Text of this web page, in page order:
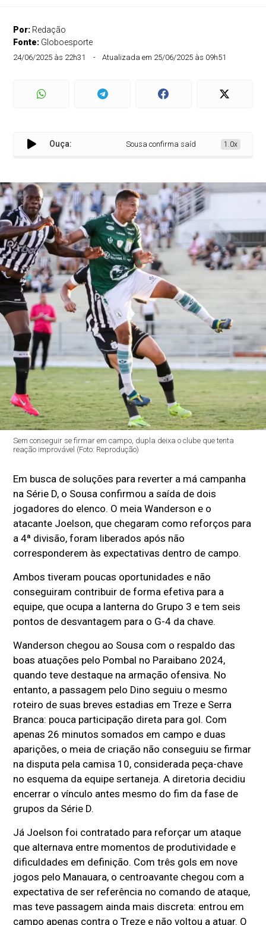
Por: Redação
Fonte: Globoesporte
24/06/2025 às 22h31 Atualizada em 25/06/2025 às 09h51
Ouça: Sousa confirma saídas de Joelson e
1.0x
Sem conseguir se firmar em campo, dupla deixa o clube que tenta
reação improvável (Foto: Reprodução)
Em busca de soluções para reverter a má campanha
na Série D, o Sousa confirmou a saída de dois
jogadores do elenco. O meia Wanderson e o
atacante Joelson, que chegaram como reforços para
a 4ª divisão, foram liberados após não
corresponderem às expectativas dentro de campo.
Ambos tiveram poucas oportunidades e não
conseguiram contribuir de forma efetiva para a
equipe, que ocupa a lanterna do Grupo 3 e tem seis
pontos de desvantagem para o G-4 da chave.
Wanderson chegou ao Sousa com o respaldo das
boas atuações pelo Pombal no Paraibano 2024,
quando teve destaque na armação ofensiva. No
entanto, a passagem pelo Dino seguiu o mesmo
roteiro de suas breves estadias em Treze e Serra
Branca: pouca participação direta para gol. Com
apenas 26 minutos somados em campo e duas
aparições, o meia de criação não conseguiu se firmar
na disputa pela camisa 10, considerada peça-chave
no esquema da equipe sertaneja. A diretoria decidiu
encerrar o vínculo antes mesmo do fim da fase de
grupos da Série D.
Já Joelson foi contratado para reforçar um ataque
que alternava entre momentos de produtividade e
dificuldades em definição. Com três gols em nove
jogos pelo Manauara, o centroavante chegou com a
expectativa de ser referência no comando de ataque,
mas teve passagem ainda mais discreta: entrou em
campo apenas contra o Treze e não voltou a atuar. O